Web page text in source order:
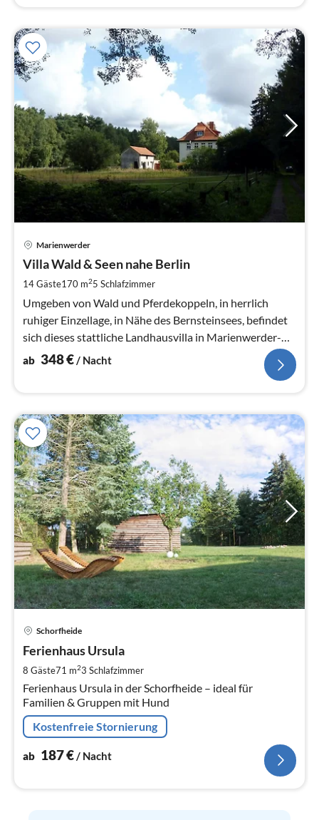
Marienwerder
Villa Wald & Seen nahe Berlin
14 Gäste170 m25 Schlafzimmer
Umgeben von Wald und Pferdekoppeln, in herrlich
ruhiger Einzellage, in Nähe des Bernsteinsees, befindet
sich dieses stattliche Landhausvilla in Marienwerder-
Ruhlsdorf.
ab 348€/ Nacht
Schorfheide
Ferienhaus Ursula
8 Gäste71 m23 Schlafzimmer
Ferienhaus Ursula in der Schorfheide – ideal für
Familien & Gruppen mit Hund
Kostenfreie Stornierung
ab 187€/ Nacht